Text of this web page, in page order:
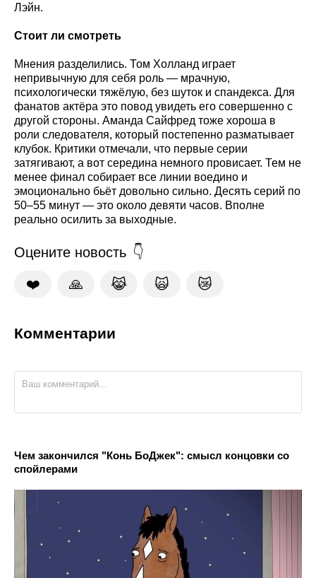
Лэйн.
Стоит ли смотреть
Мнения разделились. Том Холланд играет
непривычную для себя роль — мрачную,
психологически тяжёлую, без шуток и спандекса. Для
фанатов актёра это повод увидеть его совершенно с
другой стороны. Аманда Сайфред тоже хороша в
роли следователя, который постепенно разматывает
клубок. Критики отмечали, что первые серии
затягивают, а вот середина немного провисает. Тем не
менее финал собирает все линии воедино и
эмоционально бьёт довольно сильно. Десять серий по
50–55 минут — это около девяти часов. Вполне
реально осилить за выходные.
Оцените новость
❤️ 🙏 😹 🙀 😿
Комментарии
Чем закончился "Конь БоДжек": смысл концовки со
спойлерами